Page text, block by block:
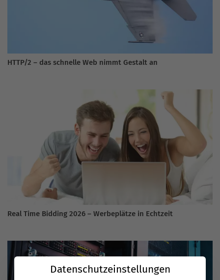
HTTP/2 – das schnelle Web nimmt Gestalt an
Real Time Bidding 2026 – Werbeplätze in Echtzeit
Datenschutzeinstellungen